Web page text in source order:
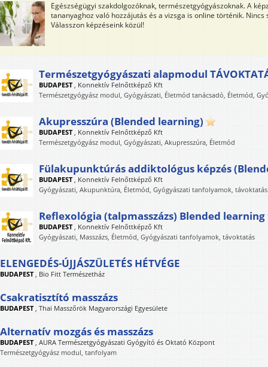
Egészségügyi szakdolgozóknak, természetgyógyászoknak. A
tananyaghoz való hozzájutás és a vizsga is online történik. Nincs
Válasszon képzéseink közül!
Természetgyógyászati alapmodul
BUDAPEST, Konnektív Felnőttképző Kft
Természetgyógyász modul, Gyógyászati, Életmód tanácsadó, Életmód,
Akupresszúra (Blended learning)
BUDAPEST, Konnektív Felnőttképző Kft
Természetgyógyász modul, Gyógyászati, Akupresszúra, Életmód
Fülakupunktúrás addiktológus képzés
BUDAPEST, Konnektív Felnőttképző Kft
Gyógyászati, Akupunktúra, Életmód, Gyógyászati tanfolyamok, távoktatás
Reflexológia (talpmasszázs) Blended learning
BUDAPEST, Konnektív Felnőttképző Kft
Gyógyászati, Masszázs, Életmód, Gyógyászati tanfolyamok, távoktatás
ELENGEDÉS-ÚJJÁSZÜLETÉS HÉTVÉGE
BUDAPEST, Bio Fitt Természetház
Csakratisztító masszázs
BUDAPEST, Thai Masszőrök Magyarországi Egyesülete
Alternatív mozgás és masszázs
BUDAPEST, AURA Természetgyógyászati Gyógyító és Oktató Központ
Természetgyógyász modul, tanfolyam